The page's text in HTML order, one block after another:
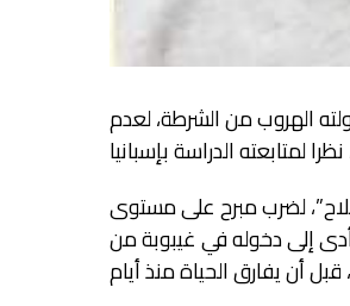
الهروب من الشرطة، لعدم
لضرب مبرح على مستوى
إلى دخوله في غيبوبة من